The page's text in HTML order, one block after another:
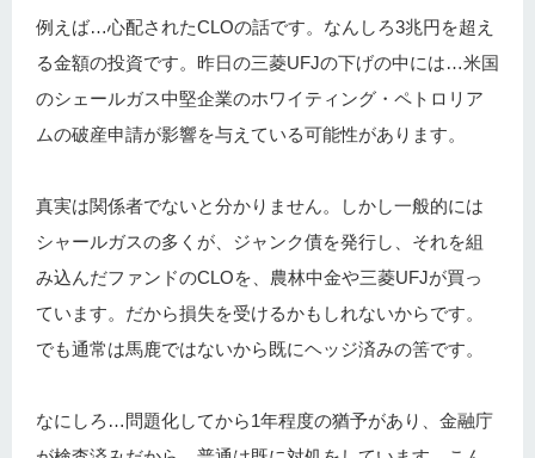
例えば…心配されたCLOの話です。なんしろ3兆円を超え
る金額の投資です。昨日の三菱UFJの下げの中には…米国
のシェールガス中堅企業のホワイティング・ペトロリア
ムの破産申請が影響を与えている可能性があります。
真実は関係者でないと分かりません。しかし一般的には
シャールガスの多くが、ジャンク債を発行し、それを組
み込んだファンドのCLOを、農林中金や三菱UFJが買っ
ています。だから損失を受けるかもしれないからです。
でも通常は馬鹿ではないから既にヘッジ済みの筈です。
なにしろ…問題化してから1年程度の猶予があり、金融庁